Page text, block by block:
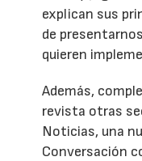
explican sus
de
quieren
Además,
revista otras
Noticias, una
Conversación